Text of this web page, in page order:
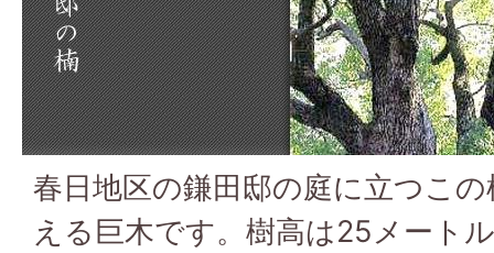
春日地区の鎌田邸の庭に立つこ
える巨木です。樹高は25メート